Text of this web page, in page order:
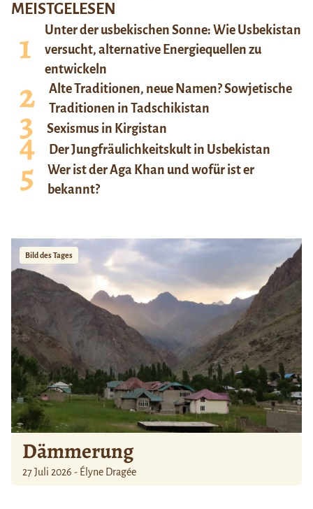
MEISTGELESEN
Unter der usbekischen Sonne: Wie Usbekistan
versucht, alternative Energiequellen zu
entwickeln
Alte Traditionen, neue Namen? Sowjetische
Traditionen in Tadschikistan
Sexismus in Kirgistan
Der Jungfräulichkeitskult in Usbekistan
Wer ist der Aga Khan und wofür ist er
bekannt?
Bild des Tages
Dämmerung
27 Juli 2026 - Élyne Dragée